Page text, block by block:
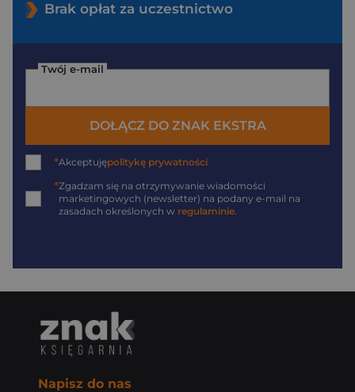
Brak opłat za uczestnictwo
Twój e-mail
DOŁĄCZ DO ZNAK EKSTRA
*Akceptujępolitykę prywatności
*Zgadzam się na otrzymywanie wiadomości
marketingowych (newsletter) na podany e-mail na
zasadach określonych w regulaminie.
Napisz do nas